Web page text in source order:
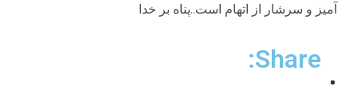
آمیز و سرشار از اتهام است..پناه بر خدا
Share: